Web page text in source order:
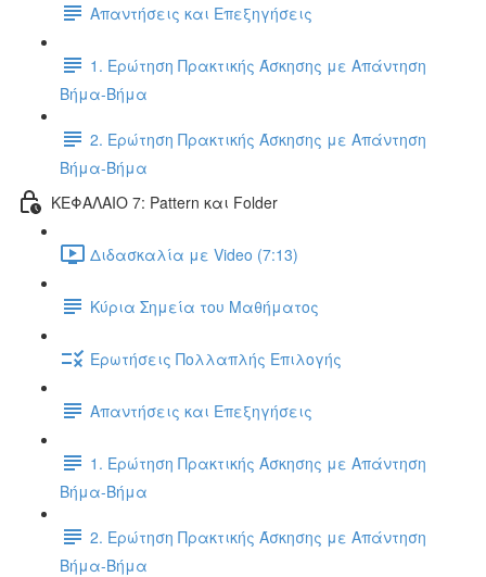
Απαντήσεις και Επεξηγήσεις
1. Ερώτηση Πρακτικής Άσκησης με Απάντηση
Βήμα-Βήμα
2. Ερώτηση Πρακτικής Άσκησης με Απάντηση
Βήμα-Βήμα
ΚΕΦΑΛΑΙΟ 7: Pattern και Folder
Διδασκαλία με Video (7:13)
Κύρια Σημεία του Μαθήματος
Ερωτήσεις Πολλαπλής Επιλογής
Απαντήσεις και Επεξηγήσεις
1. Ερώτηση Πρακτικής Άσκησης με Απάντηση
Βήμα-Βήμα
2. Ερώτηση Πρακτικής Άσκησης με Απάντηση
Βήμα-Βήμα